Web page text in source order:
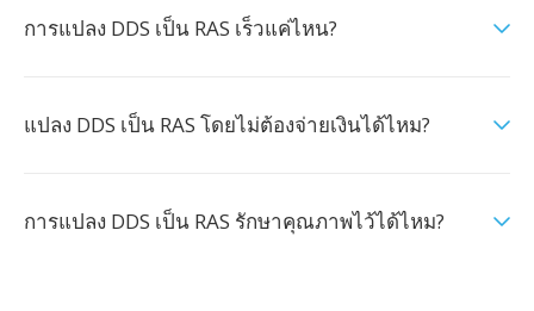
การแปลง DDS เป็น RAS เร็วแค่ไหน?
แปลง DDS เป็น RAS โดยไม่ต้องจ่ายเงินได้ไหม?
การแปลง DDS เป็น RAS รักษาคุณภาพไว้ได้ไหม?